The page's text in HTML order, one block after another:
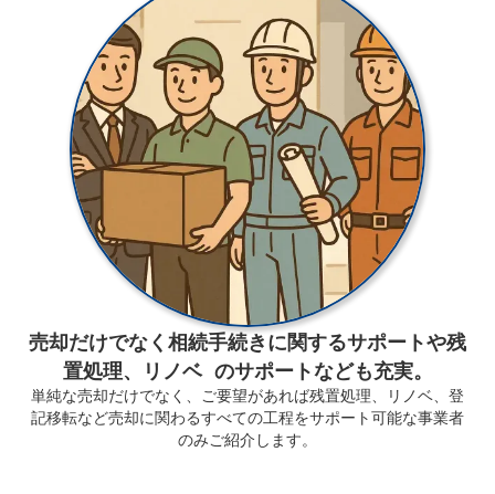
売却だけでなく相続手続きに関するサポートや残
置処理、リノベ のサポートなども充実。
単純な売却だけでなく、ご要望があれば残置処理、リノベ、登
記移転など売却に関わるすべての工程をサポート可能な事業者
のみご紹介します。